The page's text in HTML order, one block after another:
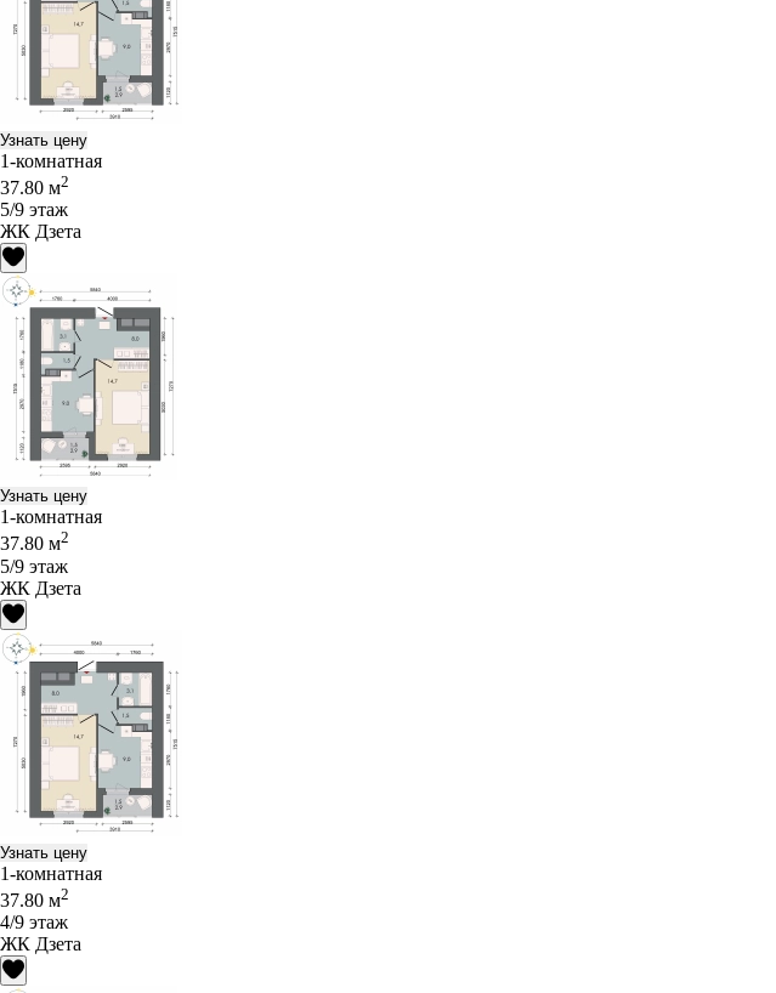
Узнать цену
1-комнатная
37.80 м2
5/9 этаж
ЖК Дзета
Узнать цену
1-комнатная
37.80 м2
5/9 этаж
ЖК Дзета
Узнать цену
1-комнатная
37.80 м2
4/9 этаж
ЖК Дзета